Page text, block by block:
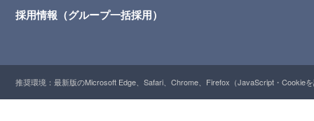
採用情報（グループ一括採用）
推奨環境：最新版のMicrosoft Edge、Safari、Chrome、Firefox（JavaScript・Cookie